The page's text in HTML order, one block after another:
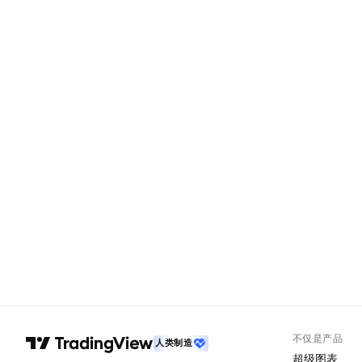
人类制造 不仅是产品
超级图表